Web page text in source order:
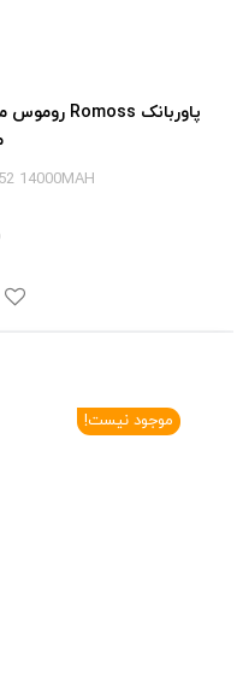
14000MAH
موجود نیست!